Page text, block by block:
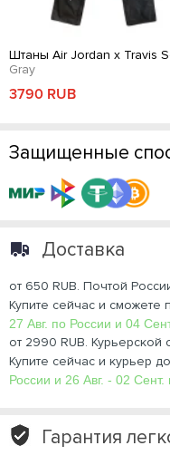
Штаны Air Jordan x Travis
Gray
3790 RUB
Защищенные
Доставка
от 650 RUB. Почтой
Купите сейчас и сможете
27 Авг. по России и 04
от 2990 RUB. Курьерской
Купите сейчас и курьер
России и 26 Авг. - 02
Гарантия